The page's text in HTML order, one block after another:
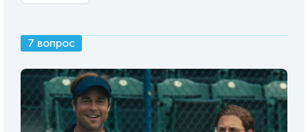
7 вопрос